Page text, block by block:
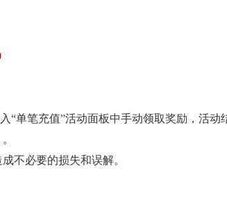
“单笔充值”活动面板中手动领取奖励，活动
不必要的损失和误解。